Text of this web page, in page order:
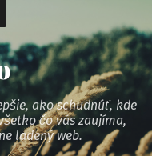
ako schudnúť, kde
čo vás zaujíma,
ladený web.